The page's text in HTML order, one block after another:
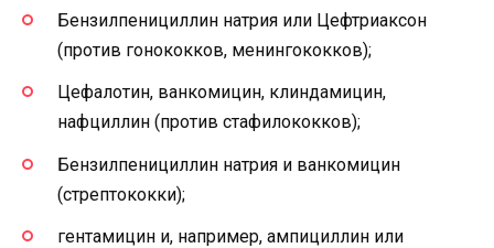
Бензилпенициллин натрия или Цефтриаксон
(против гонококков, менингококков);
Цефалотин, ванкомицин, клиндамицин,
нафциллин (против стафилококков);
Бензилпенициллин натрия и ванкомицин
(стрептококки);
гентамицин и, например, ампициллин или